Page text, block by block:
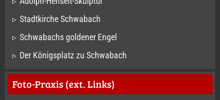
Stadtkirche Schwabach
Schwabachs goldener Engel
Der Königsplatz zu Schwabach
Foto-Praxis (ext. Links)